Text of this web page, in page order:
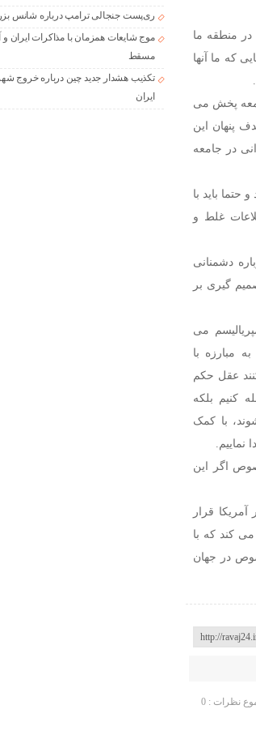
در منطقه ما
که ما آنها
پخش می
پنهان این
در جامعه
حتما باید با
غلط و
دشمنانی
گیری بر
می
مبارزه با
عقل حکم
کنیم بلکه
با کمک
نماییم.
اگر این
قرار
کند که با
در جهان
نظرات : 0
ری‌پست جنجالی ترامپ درباره شانس
موج شایعات همزمان با مذاکرات ایران و
مسقط
تکذیب هشدار جدید چین درباره خروج
ایران